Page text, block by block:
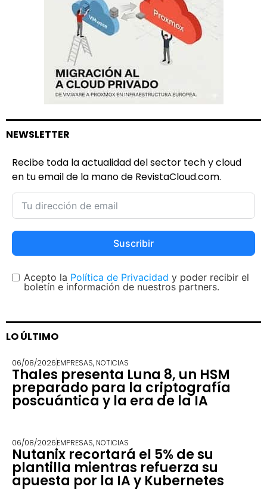
NEWSLETTER
Recibe toda la actualidad del sector tech y cloud
en tu email de la mano de RevistaCloud.com.
Suscribir
Acepto la Política de Privacidad y poder recibir el
boletín e información de nuestros partners.
LO ÚLTIMO
06/08/2026EMPRESAS, NOTICIAS
Thales presenta Luna 8, un HSM
preparado para la criptografía
poscuántica y la era de la IA
06/08/2026EMPRESAS, NOTICIAS
Nutanix recortará el 5% de su
plantilla mientras refuerza su
apuesta por la IA y Kubernetes